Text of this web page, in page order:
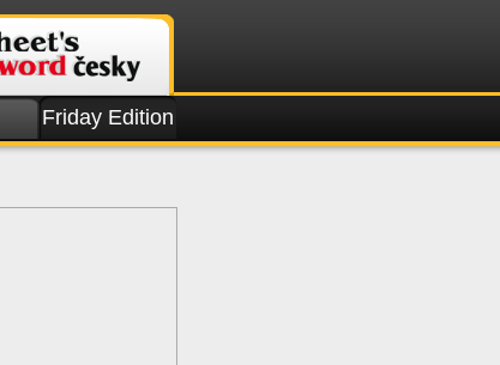
Friday Edition